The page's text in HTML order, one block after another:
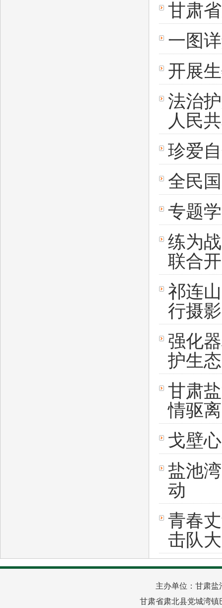
甘肃
一图
开展
法治
人民
珍爱
全民
专题
练为
联合
祁连
行摄
强化
护生
甘肃
情驱
戈壁
盐池
动
青春
击队
主办单位：甘肃
甘肃省肃北县党城湾镇